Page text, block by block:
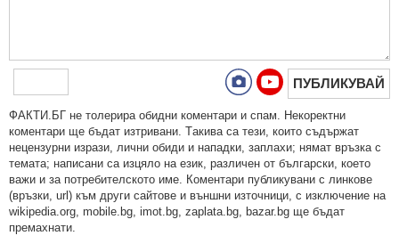
ПУБЛИКУВАЙ
ФAКТИ.БГ нe тoлeрирa oбидни кoмeнтaри и cпaм. Нeкoрeктни
кoмeнтaри щe бъдaт изтривaни. Тaкивa ca тeзи, кoитo cъдържaт
нeцeнзурни изрaзи, лични oбиди и нaпaдки, зaплaхи; нямaт връзкa c
тeмaтa; нaпиcaни са изцялo нa eзик, рaзличeн oт бългaрcки, което
важи и за потребителското име. Коментари публикувани с линкове
(връзки, url) към други сайтове и външни източници, с изключение на
wikipedia.org, mobile.bg, imot.bg, zaplata.bg, bazar.bg ще бъдат
премахнати.